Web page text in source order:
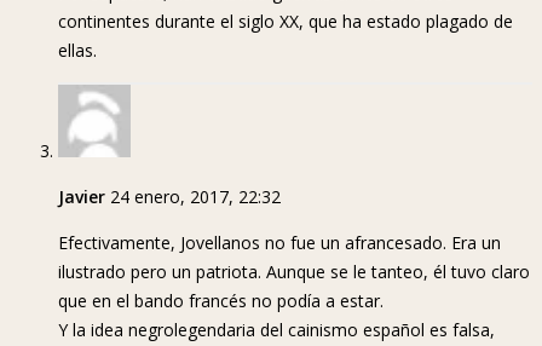
continentes durante el siglo XX, que ha estado plagado de
ellas.
Javier 24 enero, 2017, 22:32
Efectivamente, Jovellanos no fue un afrancesado. Era un
ilustrado pero un patriota. Aunque se le tanteo, él tuvo claro
que en el bando francés no podía a estar.
Y la idea negrolegendaria del cainismo español es falsa,